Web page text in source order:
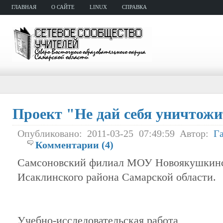
ГЛАВНАЯ О САЙТЕ LINUX СПРАВКА
Проект "Не дай себя
Опубликовано: 2011-03-25 07:49:59 Автор:
Комментарии (4)
Самсоновский филиал МОУ
Исаклинского района Самарской области.
Учебно-исследовательская работа